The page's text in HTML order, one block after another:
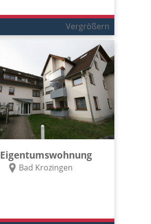
Vergrößern
Eigentumswohnung
Bad Krozingen